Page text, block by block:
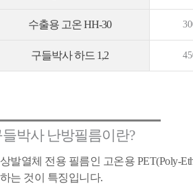
수출용 고온 HH-30
구들박사 하드 1,2
박사 난방필름이란?
발열체 전용 필름인 고온용 PET(Poly-
는 것이 특징입니다.